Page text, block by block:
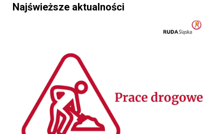
Najświeższe aktualności